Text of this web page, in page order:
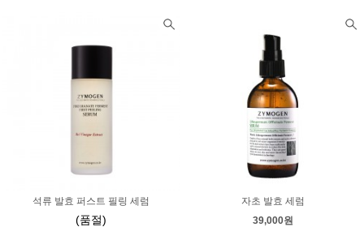
석류 발효 퍼스트 필링 세럼
(품절)
자초 발효 세럼
39,000원